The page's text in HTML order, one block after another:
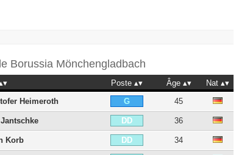
Borussia Mönchengladbach
Poste Âge
Nat
Heimeroth
G 45
DD 36
Korb DD 34